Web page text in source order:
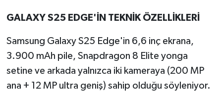
GALAXY S25 EDGE'İN TEKNİK ÖZELLİKLERİ
Samsung Galaxy S25 Edge'in 6,6 inç ekrana,
3.900 mAh pile, Snapdragon 8 Elite yonga
setine ve arkada yalnızca iki kameraya (200 MP
ana + 12 MP ultra geniş) sahip olduğu söyleniyor.